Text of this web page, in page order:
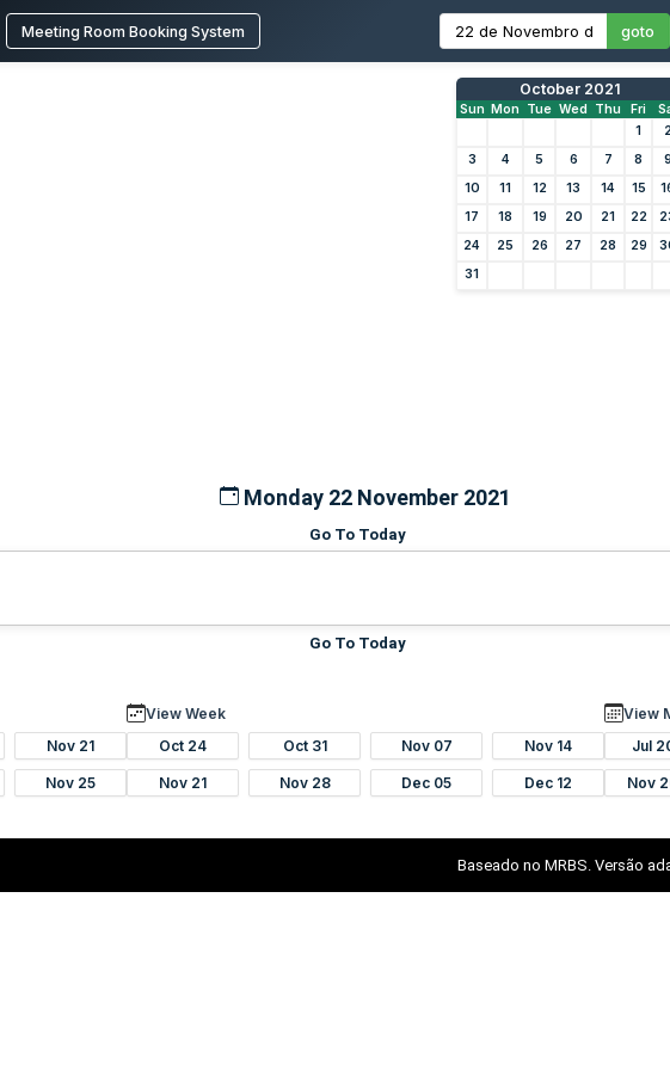
Meeting Room Booking System goto
October 2021
Sun Mon Tue Wed Thu Fri
1
2
3
4 5 6 7 8
9
10
11 12 13 14 15
17
18 19 20 21 22
24
25 26 27 28 29
31
Monday 22 November 2021
Go To Today
Go To Today
Nov 21
Nov 25
View Week
Oct 24
Oct 31 Nov 07 Nov 14
Nov 21 Nov 28 Dec 05 Dec 12
View
Jul
Nov
Baseado no MRBS. Versão